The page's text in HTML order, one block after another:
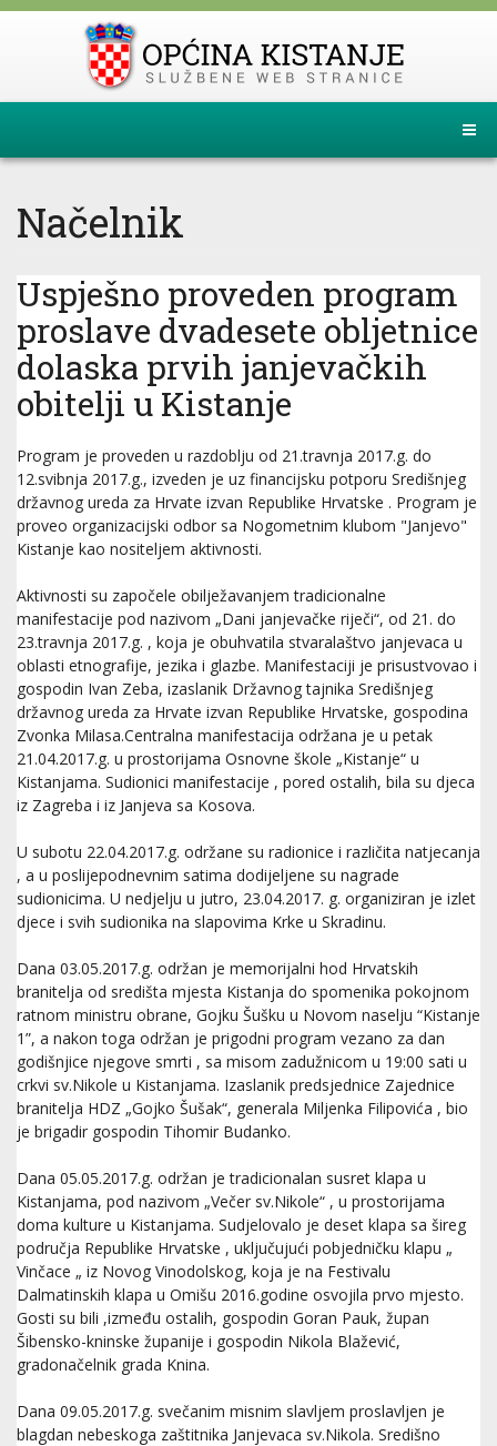
Načelnik
Uspješno proveden program
proslave dvadesete obljetnice
dolaska prvih janjevačkih
obitelji u Kistanje
Program je proveden u razdoblju od 21.travnja 2017.g. do
12.svibnja 2017.g., izveden je uz financijsku potporu Središnjeg
državnog ureda za Hrvate izvan Republike Hrvatske . Program je
proveo organizacijski odbor sa Nogometnim klubom "Janjevo"
Kistanje kao nositeljem aktivnosti.
Aktivnosti su započele obilježavanjem tradicionalne
manifestacije pod nazivom „Dani janjevačke riječi“, od 21. do
23.travnja 2017.g. , koja je obuhvatila stvaralaštvo janjevaca u
oblasti etnografije, jezika i glazbe. Manifestaciji je prisustvovao i
gospodin Ivan Zeba, izaslanik Državnog tajnika Središnjeg
državnog ureda za Hrvate izvan Republike Hrvatske, gospodina
Zvonka Milasa.Centralna manifestacija održana je u petak
21.04.2017.g. u prostorijama Osnovne škole „Kistanje“ u
Kistanjama. Sudionici manifestacije , pored ostalih, bila su djeca
iz Zagreba i iz Janjeva sa Kosova.
U subotu 22.04.2017.g. održane su radionice i različita natjecanja
, a u poslijepodnevnim satima dodijeljene su nagrade
sudionicima. U nedjelju u jutro, 23.04.2017. g. organiziran je izlet
djece i svih sudionika na slapovima Krke u Skradinu.
Dana 03.05.2017.g. održan je memorijalni hod Hrvatskih
branitelja od središta mjesta Kistanja do spomenika pokojnom
ratnom ministru obrane, Gojku Šušku u Novom naselju “Kistanje
1”, a nakon toga održan je prigodni program vezano za dan
godišnjice njegove smrti , sa misom zadužnicom u 19:00 sati u
crkvi sv.Nikole u Kistanjama. Izaslanik predsjednice Zajednice
branitelja HDZ „Gojko Šušak“, generala Miljenka Filipovića , bio
je brigadir gospodin Tihomir Budanko.
Dana 05.05.2017.g. održan je tradicionalan susret klapa u
Kistanjama, pod nazivom „Večer sv.Nikole“ , u prostorijama
doma kulture u Kistanjama. Sudjelovalo je deset klapa sa šireg
područja Republike Hrvatske , uključujući pobjedničku klapu „
Vinčace „ iz Novog Vinodolskog, koja je na Festivalu
Dalmatinskih klapa u Omišu 2016.godine osvojila prvo mjesto.
Gosti su bili ,između ostalih, gospodin Goran Pauk, župan
Šibensko-kninske županije i gospodin Nikola Blažević,
gradonačelnik grada Knina.
Dana 09.05.2017.g. svečanim misnim slavljem proslavljen je
blagdan nebeskoga zaštitnika Janjevaca sv.Nikola. Središno